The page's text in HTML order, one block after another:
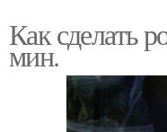
Как сделать
мин.